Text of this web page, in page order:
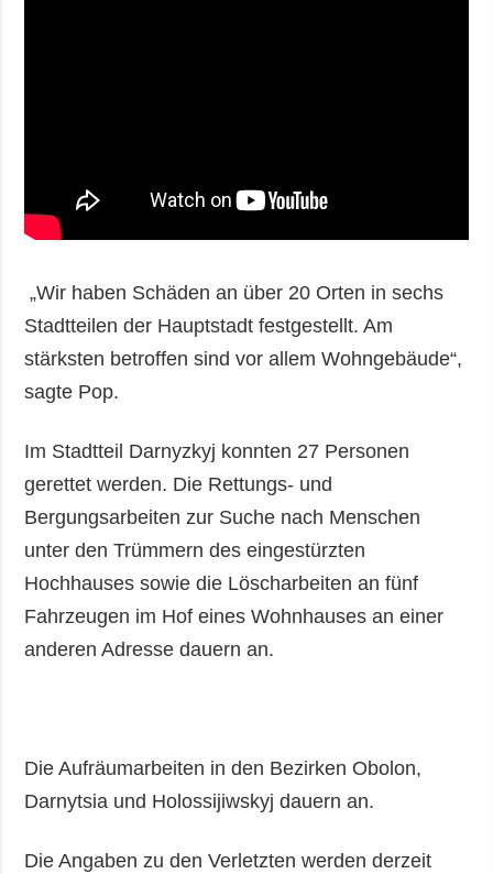
„Wir haben Schäden an über 20 Orten in sechs
Stadtteilen der Hauptstadt festgestellt. Am
stärksten betroffen sind vor allem Wohngebäude“,
sagte Pop.
Im Stadtteil Darnyzkyj konnten 27 Personen
gerettet werden. Die Rettungs- und
Bergungsarbeiten zur Suche nach Menschen
unter den Trümmern des eingestürzten
Hochhauses sowie die Löscharbeiten an fünf
Fahrzeugen im Hof eines Wohnhauses an einer
anderen Adresse dauern an.
Die Aufräumarbeiten in den Bezirken Obolon,
Darnytsia und Holossijiwskyj dauern an.
Die Angaben zu den Verletzten werden derzeit